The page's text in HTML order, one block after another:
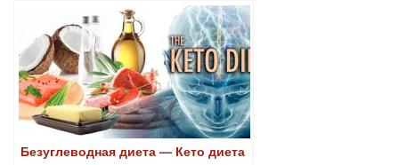
Безуглеводная диета — Кето диета